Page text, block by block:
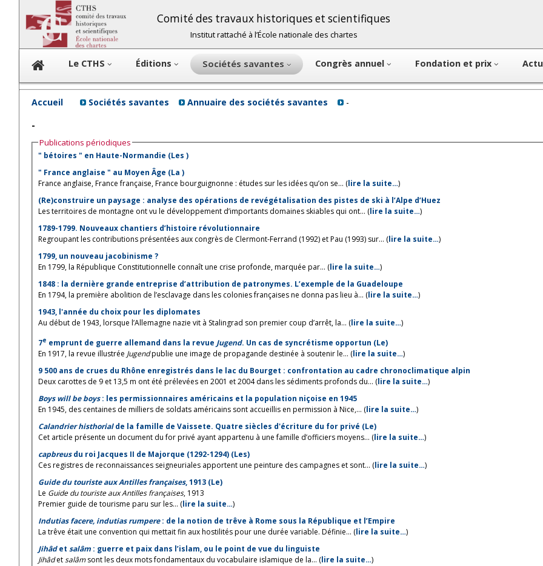
Comité des travaux historiques et scientifiques
Institut rattaché à l’École nationale des chartes
Le CTHS Éditions Sociétés savantes Congrès annuel Fondation et prix
Accueil Sociétés savantes Annuaire des sociétés savantes
-
-
Publications périodiques
" bétoires " en Haute-Normandie (Les )
" France anglaise " au Moyen Âge (La )
France anglaise, France française, France bourguignonne : études sur les idées qu’on se... (lire la suite…)
(Re)construire un paysage : analyse des opérations de revégétalisation des pistes de ski à l’Alpe d’Huez
Les territoires de montagne ont vu le développement d’importants domaines skiables qui ont... (lire la suite…)
1789-1799. Nouveaux chantiers d’histoire révolutionnaire
Regroupant les contributions présentées aux congrès de Clermont-Ferrand (1992) et Pau (1993) sur... (lire la suite…)
1799, un nouveau jacobinisme ?
En 1799, la République Constitutionnelle connaît une crise profonde, marquée par... (lire la suite…)
1848 : la dernière grande entreprise d’attribution de patronymes. L’exemple de la Guadeloupe
En 1794, la première abolition de l’esclavage dans les colonies françaises ne donna pas lieu à... (lire la suite…)
1943, l'année du choix pour les diplomates
Au début de 1943, lorsque l’Allemagne nazie vit à Stalingrad son premier coup d’arrêt, la... (lire la suite…)
7e emprunt de guerre allemand dans la revue Jugend. Un cas de syncrétisme opportun (Le)
En 1917, la revue illustrée Jugendpublie une image de propagande destinée à soutenir le... (lire la suite…)
9 500 ans de crues du Rhône enregistrés dans le lac du Bourget : confrontation au cadre chronoclimatique alpin
Deux carottes de 9 et 13,5 m ont été prélevées en 2001 et 2004 dans les sédiments profonds du... (lire la suite…)
Boys will be boys: les permissionnaires américains et la population niçoise en 1945
En 1945, des centaines de milliers de soldats américains sont accueillis en permission à Nice,... (lire la suite…)
Calandrier histhorialde la famille de Vaissete. Quatre siècles d'écriture du for privé (Le)
Cet article présente un document du for privé ayant appartenu à une famille d’officiers moyens... (lire la suite…)
capbreusdu roi Jacques II de Majorque (1292-1294) (Les)
Ces registres de reconnaissances seigneuriales apportent une peinture des campagnes et sont... (lire la suite…)
Guide du touriste aux Antilles françaises
, 1913 (Le)
Le Guide du touriste aux Antilles françaises, 1913
Premier guide de tourisme paru sur les... (lire la suite…)
Indutias facere, indutias rumpere: de la notion de trêve à Rome sous la République et l’Empire
La trêve était une convention qui mettait fin aux hostilités pour une durée variable. Définie... (lire la suite…)
Jihâdet salâm : guerre et paix dans l’islam, ou le point de vue du linguiste
Jihâdetsalâmsont les deux mots fondamentaux du vocabulaire islamique de la... (lire la suite…)